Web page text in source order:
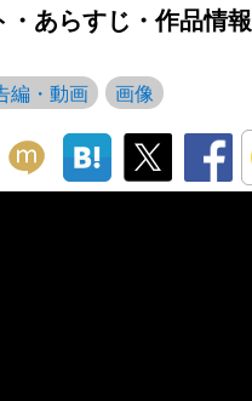
・あらすじ・作品情報
編・動画 画像